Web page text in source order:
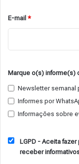
E-mail *
Marque o(s) informe(s)
Newsletter semanal
Informes por
Informações sobre
LGPD - Aceita
receber